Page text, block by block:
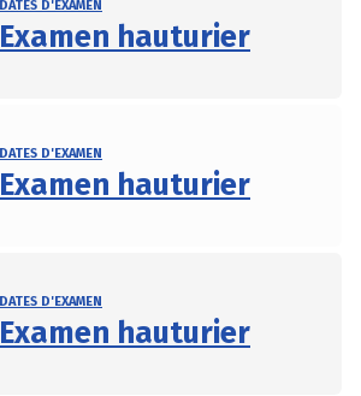
DATES D'EXAMEN
Examen hauturier
DATES D'EXAMEN
Examen hauturier
DATES D'EXAMEN
Examen hauturier